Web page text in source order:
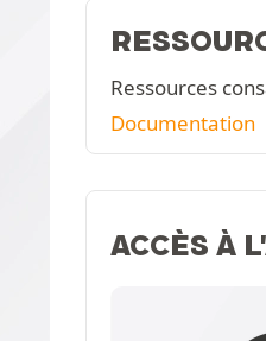
Ressources
Documentation
ACCÈS À